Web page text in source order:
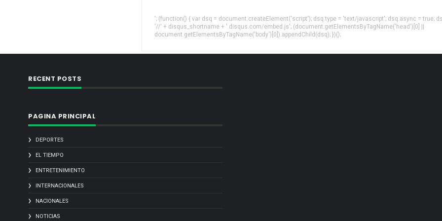
'; (function() { var dsq = document.createElement('script'); dsq.type = 'text/javascript'; dsq.async = true;
'//' + disqus_shortname + '.disqus.com/embed.js'; (document.getElementsByTagName('head')[0] ||
document.getElementsByTagName('body')[0]).appendChild(dsq); })();
RECENT POSTS
PAGINA PRINCIPAL
DEPORTES
EL TIEMPO
ENTRETENIMIENTO
INTERNACIONALES
NACIONALES
NOTICIAS